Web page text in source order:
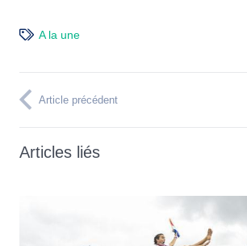
A la une
Article précédent
Articles liés